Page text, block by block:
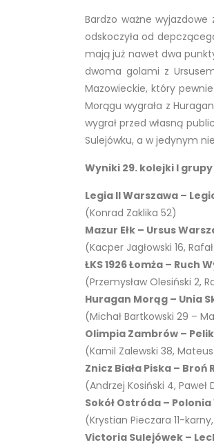
Bardzo ważne wyjazdowe
odskoczyła od
mają już nawet dwa
dwoma golami z
Mazowieckie, który
Morągu wygrała z
wygrał przed własną
Sulejówku, a w jedynym
Wyniki 29. kolejki I grupy
Legia II Warszawa –
(Konrad Zaklika 52)
Mazur Ełk – Ursus
(Kacper Jagłowski 16,
ŁKS 1926 Łomża – Ruch
(Przemysław Olesiński 2,
Huragan Morąg – Unia
(Michał Bartkowski 29 –
Olimpia Zambrów –
(Kamil Zalewski 38,
Znicz Biała Piska – Broń
(Andrzej Kosiński 4,
Sokół Ostróda –
(Krystian Pieczara 11-
Victoria Sulejówek –